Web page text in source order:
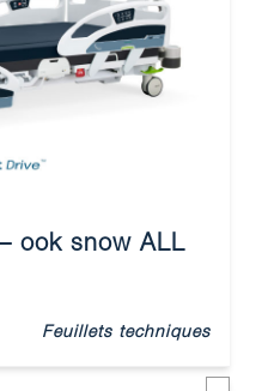
ook snow ALL
Feuillets techniques